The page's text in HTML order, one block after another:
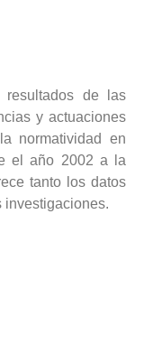
resultados de las
y actuaciones
normatividad en
el año 2002 a la
tanto los datos
investigaciones.